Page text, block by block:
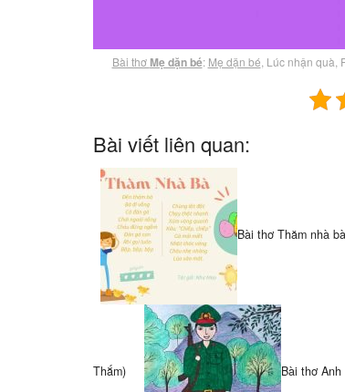
Bài thơ Mẹ dặn bé: Mẹ dặn bé , Lúc nhận
Bài viết liên quan:
Bài thơ Thăm nhà
Thắm) Bài thơ